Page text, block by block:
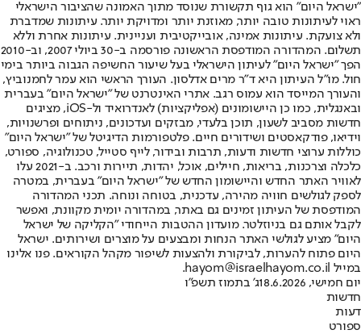
"ישראל היום" הוא גוף תקשורת שנוסד מתוך האמונה שהציבור הישראלי
ראוי לעיתונות טובה יותר, מאוזנת יותר ומדויקת יותר. עיתונות שמדברת
ולא צועקת. עיתונות אמינה, אובייקטיבית ועניינית. עיתונות אחרת וללא
תשלום. המהדורה המודפסת הראשונה פורסמה ב-30 ביולי 2007, וב-2010
הפך "ישראל היום" לעיתון הישראלי בעל שיעור החשיפה הגבוה ביותר בימי
חול. מו"ל העיתון היא ד"ר מרים אדלסון. העורך הראשי הוא עמר לחמנוביץ,
והעורך המייסד הוא עמוס רגב. אתרי האינטרנט של "ישראל היום" בעברית
ובאנגלית, כמו כן היישומונים (אפליקציות) לאנדרואיד ול-iOS, מציגים
חדשות מסביב לשעון, תוכן בלעדי, מבזקים ועדכונים, ניתוחים ופרשנויות,
וידיאו, פודקאסטים ושידורים חיים. פלטפורמות הדיגיטל של "ישראל היום"
כוללות ערוצי חדשות ודעות, תרבות ובידור, לייף סטייל, טכנולוגיה, ספורט,
כלכלה וצרכנות, בריאות, חיילים, אוכל, יהדות, תיירות ורכב. ב-2021 עלו
לאוויר האתר החדש והיישומון החדש של "ישראל היום" בעברית, במטרה
לספק לגולשים חוויה מהירה, עדכנית, בטוחה ונוחה. תכני המהדורה
המודפסת של העיתון זמינים גם באתר, במהדורה יומית מקוונת, ואפשר
לקבל אותם גם בניוזלטר. מועדון ההטבות הייחודי "הקליקה של ישראל
היום" מציע לגולשי האתר הנחות ומבצעים על מוצרים ושירותים. ישראל
היום פתוח להערות, לביקורת ולהצעות לשיפור מקהל הקוראים. פנו אלינו
במייל hayom@israelhayom.co.il.
יום חמישי, 18.6.2026
ג' בתמוז תשפ"ו
חדשות
דעות
ספורט